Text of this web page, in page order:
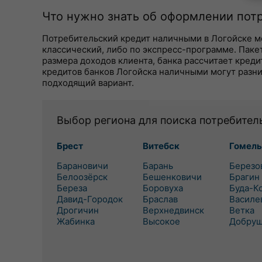
Что нужно знать об оформлении
Потребительский кредит наличными в Логойске
классический, либо по экспресс-программе.
размера доходов клиента, банка рассчитает
кредитов банков Логойска наличными могут
подходящий вариант.
Выбор региона для поиска
Брест
Барановичи
Белоозёрск
Береза
Давид-Городок
Дрогичин
Жабинка
Витебск
Барань
Бешенковичи
Боровуха
Браслав
Верхнедвинск
Высокое
Гомель
Брагин
Буда-
Ветка